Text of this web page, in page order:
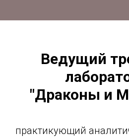
Ведущий
"Драконы и
практикующий